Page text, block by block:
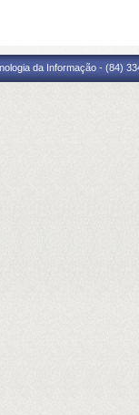
da Informação - (84)